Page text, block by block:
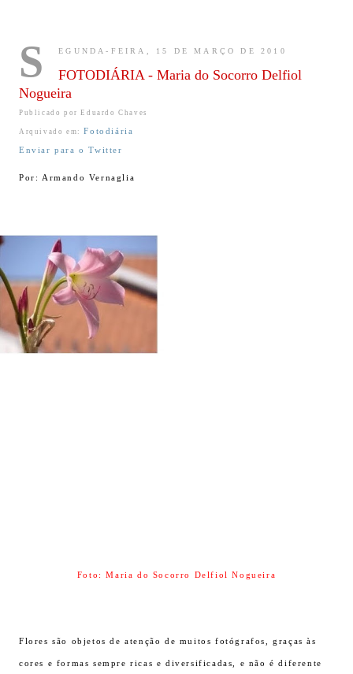
S EGUNDA-FEIRA, 15 DE MARÇO DE 2010
FOTODIÁRIA - Maria do Socorro Delfiol
Nogueira
Publicado por Eduardo Chaves
Arquivado em:
Fotodiária
Enviar para o Twitter
Por: Armando Vernaglia
Foto: Maria do Socorro Delfiol Nogueira
Flores são objetos de atenção de muitos fotógrafos, graças às
cores e formas sempre ricas e diversificadas, e não é diferente